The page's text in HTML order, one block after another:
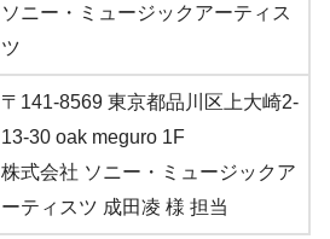
ソニー・ミュージックアーティス
ツ
〒141-8569 東京都品川区上大崎2-
13-30 oak meguro 1F
株式会社 ソニー・ミュージックア
ーティスツ 成田凌 様 担当